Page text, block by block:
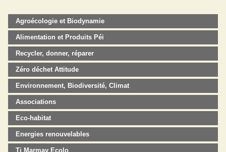
Agroécologie et Biodynamie
Alimentation et Produits Péi
Recycler, donner, réparer
Zéro déchet Attitude
Environnement, Biodiversité, Climat
Associations
Eco-habitat
Energies renouvelables
Ti Marmay Ecolo